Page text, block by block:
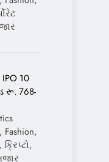
10
768-
Fashion,